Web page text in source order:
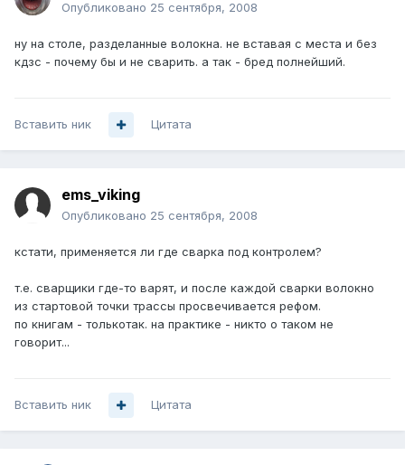
Опубликовано 25 сентября, 2008
ну на столе, разделанные волокна. не вставая с места и без
кдзс - почему бы и не сварить. а так - бред полнейший.
Вставить ник Цитата
ems_viking
Опубликовано 25 сентября, 2008
кстати, применяется ли где сварка под контролем?
т.е. сварщики где-то варят, и после каждой сварки волокно
из стартовой точки трассы просвечивается рефом.
по книгам - толькотак. на практике - никто о таком не
говорит...
Вставить ник Цитата